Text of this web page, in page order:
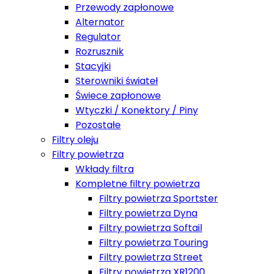
Przewody zapłonowe
Alternator
Regulator
Rozrusznik
Stacyjki
Sterowniki świateł
Świece zapłonowe
Wtyczki / Konektory / Piny
Pozostałe
Filtry oleju
Filtry powietrza
Wkłady filtra
Kompletne filtry powietrza
Filtry powietrza Sportster
Filtry powietrza Dyna
Filtry powietrza Softail
Filtry powietrza Touring
Filtry powietrza Street